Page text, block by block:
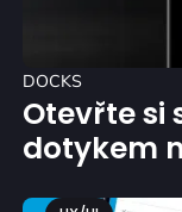
DOCKS
Otevřte si
dotykem